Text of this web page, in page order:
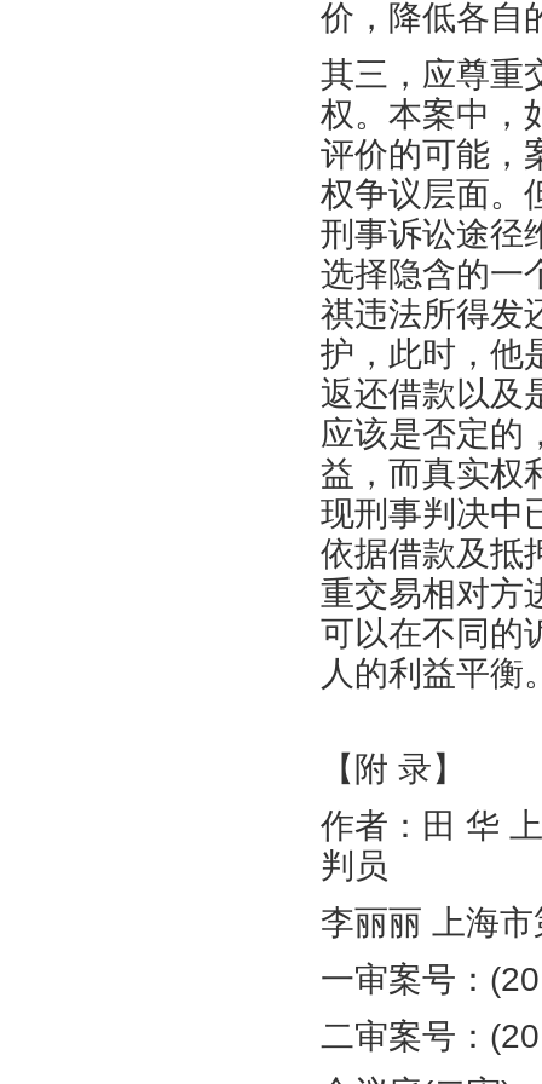
价，降低各自
其三，应尊重
权。本案中，
评价的可能，
权争议层面。
刑事诉讼途径
选择隐含的一
祺违法所得发
护，此时，他
返还借款以及
应该是否定的
益，而真实权
现刑事判决中
依据借款及抵
重交易相对方
可以在不同的
人的利益平衡
【附 录】
作者：田 华
判员
李丽丽 上海
一审案号：
二审案号：